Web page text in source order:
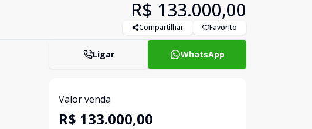
R$ 133.000,00
Compartilhar Favorito
Ligar WhatsApp
Valor venda
R$ 133.000,00